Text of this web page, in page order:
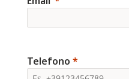
Telefono *